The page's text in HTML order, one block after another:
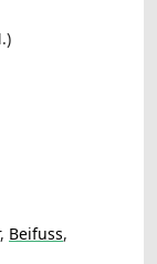
, Beifuss,